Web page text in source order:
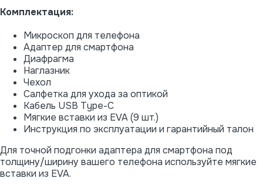
Комплектация:
Микроскоп для телефона
Адаптер для смартфона
Диафрагма
Наглазник
Чехол
Салфетка для ухода за оптикой
Кабель USB Type-C
Мягкие вставки из EVA (9 шт.)
Инструкция по эксплуатации и гарантийный талон
Для точной подгонки адаптера для смартфона под
толщину/ширину вашего телефона используйте мягкие
вставки из EVA.